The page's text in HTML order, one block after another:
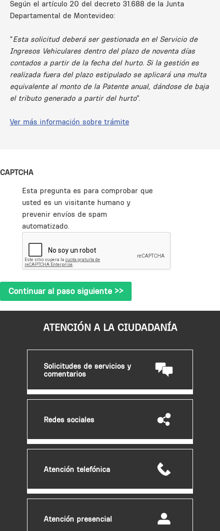
Según el artículo 20 del decreto 31.688 de la Junta
Departamental de Montevideo:
“Esta solicitud deberá ser gestionada en el Servicio de
Ingresos Vehiculares dentro del plazo de noventa días
contados a partir de la fecha del hurto. Si la gestión es
realizada fuera del plazo estipulado se aplicará una multa
equivalente al monto de la Patente anual, dándose de baja
el tributo generado a partir del hurto”.
Ver más información sobre trámite
CAPTCHA
Esta pregunta es para comprobar que
usted es un visitante humano y
prevenir envíos de spam
automatizado.
ATENCIÓN A LA CIUDADANÍA
Solicitudes de servicios y
comentarios
Redes sociales
Atención telefónica
Atención presencial